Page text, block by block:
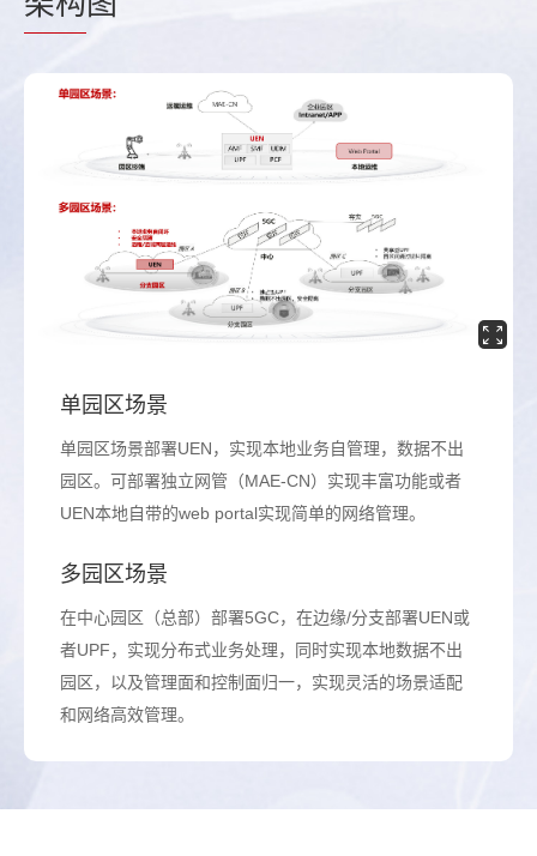
单园区场景
单园区场景部署UEN，实现本地业务自管理，数据不出
园区。可部署独立网管（MAE-CN）实现丰富功能或者
UEN本地自带的web portal实现简单的网络管理。
多园区场景
在中心园区（总部）部署5GC，在边缘/分支部署UEN或
者UPF，实现分布式业务处理，同时实现本地数据不出
园区，以及管理面和控制面归一，实现灵活的场景适配
和网络高效管理。